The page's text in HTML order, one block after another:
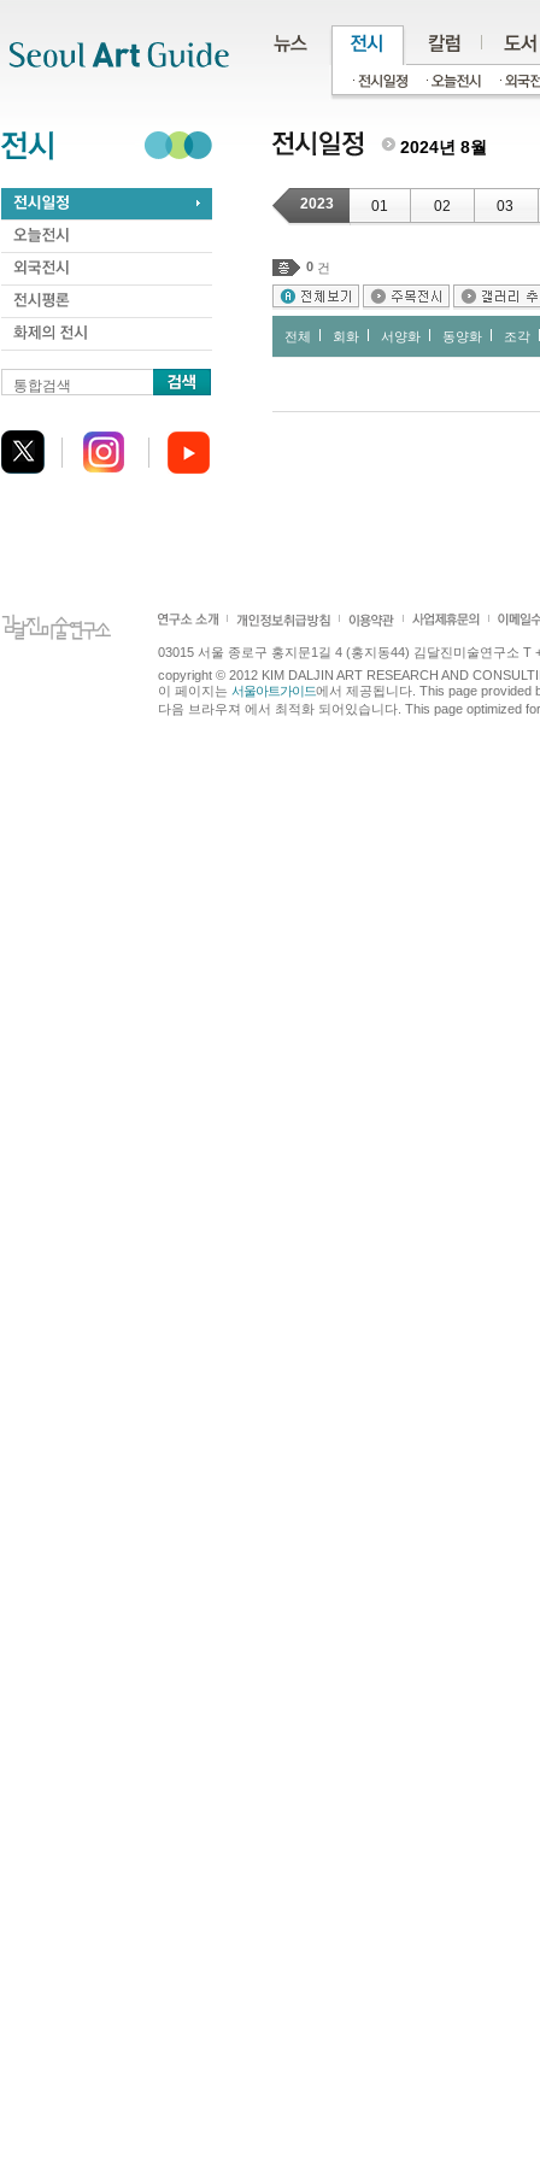
통합검색
2024년 8월
2023 01 02 03
0 건
전체 회화 서양화 동양화 조각
03015 서울 종로구 홍지문1길 4 (홍지동44) 김달진미술연구소 T
copyright © 2012 KIM DALJIN ART RESEARCH AND
이 페이지는 서울아트가이드에서 제공됩니다. This page provided
다음 브라우져 에서 최적화 되어있습니다. This page optimized